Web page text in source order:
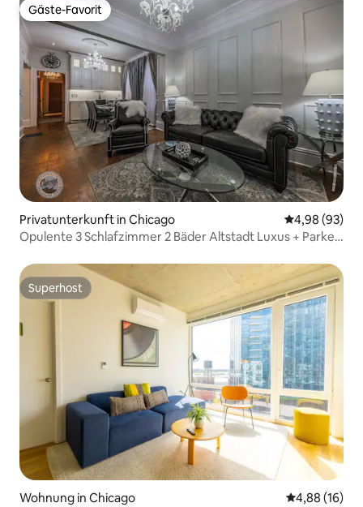
Gäste-Favorit
Gäste-Favorit
Privatunterkunft in Chicago
4,98 (93)
Opulente 3 Schlafzimmer 2 Bäder Altstadt Luxus + Parken
Superhost
Superhost
Wohnung in Chicago
4,88 (16)